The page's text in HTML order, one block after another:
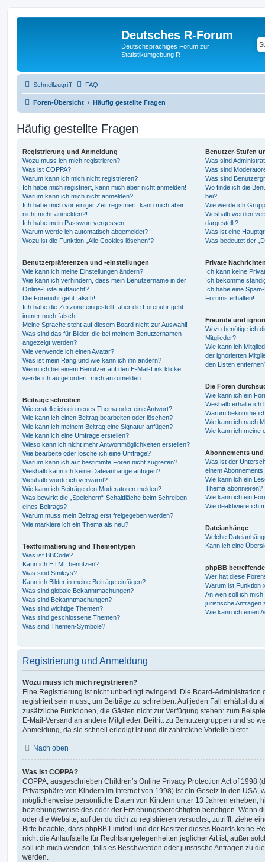
Deutsches R-Forum
Deutschsprachiges Forum zur
Statistikumgebung R
Schnellzugriff FAQ
Foren-Übersicht Häufig gestellte Fragen
Häufig gestellte Fragen
Registrierung und Anmeldung
Wozu muss ich mich registrieren?
Was ist COPPA?
Warum kann ich mich nicht registrieren?
Ich habe mich registriert, kann mich aber nicht anmelden!
Warum kann ich mich nicht anmelden?
Ich habe mich vor einiger Zeit registriert, kann mich aber
nicht mehr anmelden?!
Ich habe mein Passwort vergessen!
Warum werde ich automatisch abgemeldet?
Wozu ist die Funktion „Alle Cookies löschen“?
Benutzerpräferenzen und -einstellungen
Wie kann ich meine Einstellungen ändern?
Wie kann ich verhindern, dass mein Benutzername in der
Online-Liste auftaucht?
Die Forenuhr geht falsch!
Ich habe die Zeitzone eingestellt, aber die Forenuhr geht
immer noch falsch!
Meine Sprache steht auf diesem Board nicht zur Auswahl!
Was sind das für Bilder, die bei meinem Benutzernamen
angezeigt werden?
Wie verwende ich einen Avatar?
Was ist mein Rang und wie kann ich ihn ändern?
Wenn ich bei einem Benutzer auf den E-Mail-Link klicke,
werde ich aufgefordert, mich anzumelden.
Beiträge schreiben
Wie erstelle ich ein neues Thema oder eine Antwort?
Wie kann ich einen Beitrag bearbeiten oder löschen?
Wie kann ich meinem Beitrag eine Signatur anfügen?
Wie kann ich eine Umfrage erstellen?
Wieso kann ich nicht mehr Antwortmöglichkeiten erstellen?
Wie bearbeite oder lösche ich eine Umfrage?
Warum kann ich auf bestimmte Foren nicht zugreifen?
Weshalb kann ich keine Dateianhänge anfügen?
Weshalb wurde ich verwarnt?
Wie kann ich Beiträge den Moderatoren melden?
Was bewirkt die „Speichern“-Schaltfläche beim Schreiben
eines Beitrags?
Warum muss mein Beitrag erst freigegeben werden?
Wie markiere ich ein Thema als neu?
Textformatierung und Thementypen
Was ist BBCode?
Kann ich HTML benutzen?
Was sind Smileys?
Kann ich Bilder in meine Beiträge einfügen?
Was sind globale Bekanntmachungen?
Was sind Bekanntmachungen?
Was sind wichtige Themen?
Was sind geschlossene Themen?
Was sind Themen-Symbole?
Benutzer-Stufen
Was sind
Was sind
Was sind
Wo finde ich die
bei?
Wie werde ich
Weshalb werden
dargestellt?
Was ist eine
Was bedeutet der
Private
Ich kann keine
Ich bekomme
Ich habe eine
Forums erhalten!
Freunde und
Wozu benötige ich
Mitglieder?
Wie kann ich
der ignorierten
den Listen
Die Foren
Wie kann ich ein
Weshalb erhalte ich
Warum bekomme
Wie kann ich nach
Wie kann ich meine
Abonnements und
Was ist der
einem
Wie kann ich ein
Thema abonnieren?
Wie kann ich ein
Wie deaktiviere ich
Dateianhänge
Welche
Kann ich eine
phpBB
Wer hat diese
Warum ist Funktion
An wen soll ich
juristische Anfragen
Wie kann ich einen
Registrierung und Anmeldung
Wozu muss ich mich registrieren?
Eine Registrierung ist nicht unbedingt zwingend. Die Board-Administration
registriert sein musst, um Beiträge zu schreiben. Auf jeden Fall erhältst du
zusätzliche Funktionen, die Gästen nicht zur Verfügung stehen: zum
E-Mail-Versand an andere Mitglieder, Beitritt zu Benutzergruppen und so
Anmeldung, da sie schnell erledigt ist und dir zahlreiche Vorteile bietet.
Nach oben
Was ist COPPA?
COPPA, ausgeschrieben Children’s Online Privacy Protection Act of 1998
Privatsphäre von Kindern im Internet von 1998) ist ein Gesetz in den USA,
möglicherweise persönliche Daten von Kindern unter 13 Jahren erheben,
beziehungsweise des oder der Erziehungsberechtigten benötigen. Wenn
oder die Website, auf der du dich zu registrieren versuchst, zutrifft, ziehe
Bitte beachte, dass phpBB Limited und der Besitzer dieses Boards keine
nicht die Anlaufstelle für Rechtsangelegenheiten jeglicher Art ist; außer
soll ich mich wenden, falls es Beschwerden oder juristische Anfragen zu
werden.